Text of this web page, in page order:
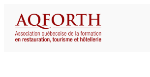
contenu